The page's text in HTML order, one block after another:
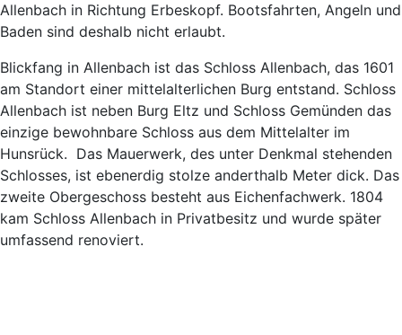
Allenbach in Richtung Erbeskopf. Bootsfahrten, Angeln und
Baden sind deshalb nicht erlaubt.
Blickfang in Allenbach ist das Schloss Allenbach, das 1601
am Standort einer mittelalterlichen Burg entstand. Schloss
Allenbach ist neben Burg Eltz und Schloss Gemünden das
einzige bewohnbare Schloss aus dem Mittelalter im
Hunsrück. Das Mauerwerk, des unter Denkmal stehenden
Schlosses, ist ebenerdig stolze anderthalb Meter dick. Das
zweite Obergeschoss besteht aus Eichenfachwerk. 1804
kam Schloss Allenbach in Privatbesitz und wurde später
umfassend renoviert.